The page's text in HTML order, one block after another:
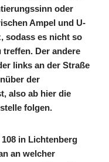
oder
Ampel und U-
sodass es nicht so
Der andere
links an der Straße
der
also ab hier die
folgen.
in Lichtenberg
an welcher